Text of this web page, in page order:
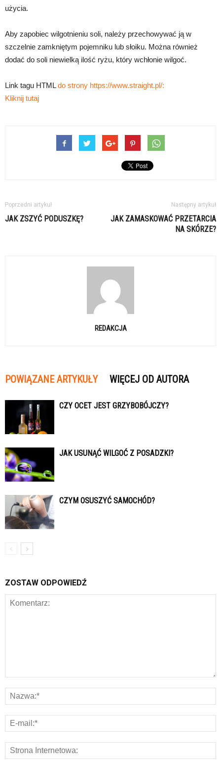
użycia.
Aby zapobiec wilgotnieniu soli, należy przechowywać ją w
szczelnie zamkniętym pojemniku lub słoiku. Można również
dodać do soli niewielką ilość ryżu, który wchłonie wilgoć.
Link tagu HTMLdo strony https://www.straight.pl/:
Kliknij tutaj
Poprzedni artykuł
JAK ZSZYĆ PODUSZKĘ?
Następny artykuł
JAK ZAMASKOWAĆ PRZETARCIA
NA SKÓRZE?
REDAKCJA
POWIĄZANE ARTYKUŁY WIĘCEJ OD AUTORA
CZY OCET JEST GRZYBOBÓJCZY?
JAK USUNĄĆ WILGOĆ Z POSADZKI?
CZYM OSUSZYĆ SAMOCHÓD?
ZOSTAW ODPOWIEDŹ